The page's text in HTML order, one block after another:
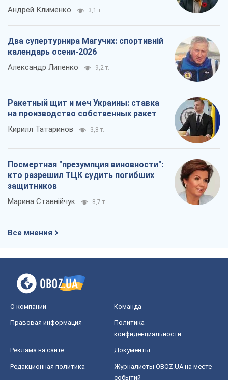
Андрей Клименко 3,1 т.
Два супертурнира Магучих: спортивній
календарь осени-2026
Александр Липенко 9,2 т.
Ракетный щит и меч Украины: ставка
на производство собственных ракет
Кирилл Татаринов 3,8 т.
Посмертная "презумпция виновности":
кто разрешил ТЦК судить погибших
защитников
Марина Ставнійчук 8,7 т.
Все мнения
О компании Команда
Правовая информация
Политика
конфиденциальности
Реклама на сайте Документы
Редакционная политика
Журналисты OBOZ.UA на месте
событий